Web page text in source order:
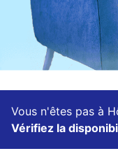
Vous n'êtes pas à
Vérifiez la